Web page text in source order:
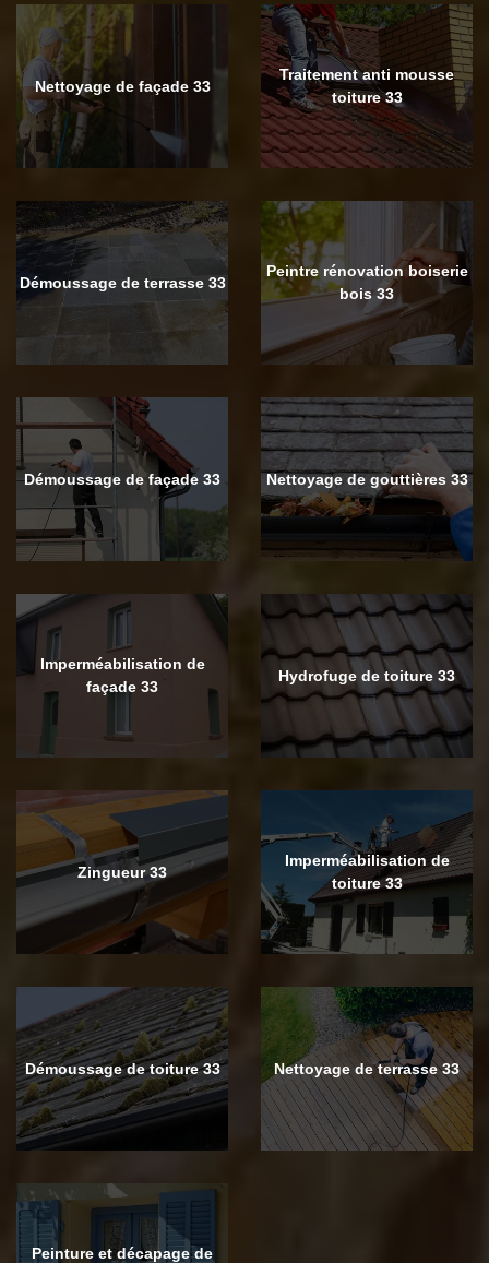
Nettoyage de façade 33
Traitement anti mousse
toiture 33
Démoussage de terrasse 33
Peintre rénovation boiserie
bois 33
Démoussage de façade 33 Nettoyage de gouttières 33
Imperméabilisation de
façade 33
Hydrofuge de toiture 33
Zingueur 33
Imperméabilisation de
toiture 33
Démoussage de toiture 33 Nettoyage de terrasse 33
Peinture et décapage de